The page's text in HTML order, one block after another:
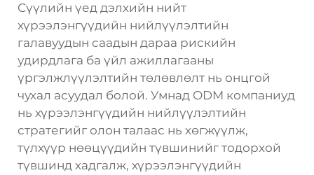
Сүүлийн үед дэлхийн нийт
хүрээлэнгүүдийн нийлүүлэлтийн
галавуудын саадын дараа рискийн
удирдлага ба үйл ажиллагааны
үргэлжлүүлэлтийн төлөвлөлт нь онцгой
чухал асуудал болой. Умнад ODM компаниуд
нь хүрээлэнгүүдийн нийлүүлэлтийн
стратегийг олон талаас нь хөгжүүлж,
түлхүүр нөөцүүдийн түвшинийг тодорхой
түвшинд хадгалж, хүрээлэнгүүдийн